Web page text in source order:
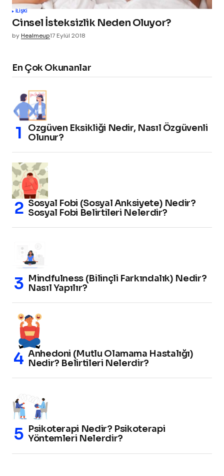
İLIŞKI
Cinsel İsteksizlik Neden Oluyor?
byHealmeup17 Eylül 2018
En Çok Okunanlar
Özgüven Eksikliği Nedir, Nasıl Özgüvenli
Olunur?
Sosyal Fobi (Sosyal Anksiyete) Nedir?
Sosyal Fobi Belirtileri Nelerdir?
Mindfulness (Bilinçli Farkındalık) Nedir?
Nasıl Yapılır?
Anhedoni (Mutlu Olamama Hastalığı)
Nedir? Belirtileri Nelerdir?
Psikoterapi Nedir? Psikoterapi
Yöntemleri Nelerdir?